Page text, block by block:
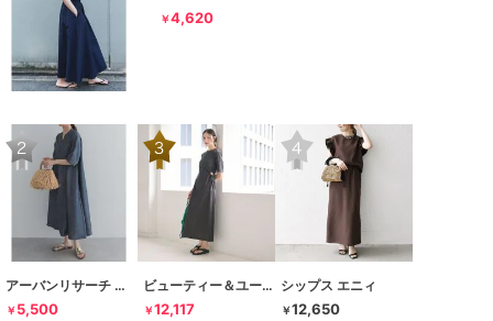
￥4,620
アーバンリサーチ ドアーズ
￥ 5,500
ビューティー＆ユース ユナイテッドアローズ
￥12,117
シップス エニィ
￥12,650